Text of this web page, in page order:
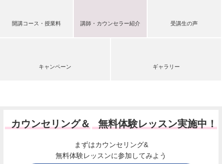
開講コース・授業料 講師・カウンセラー紹介 受講生の声
キャンペーン ギャラリー
カウンセリング＆ 無料体験レッスン実施中！
まずはカウンセリング&
無料体験レッスンに参加してみよう